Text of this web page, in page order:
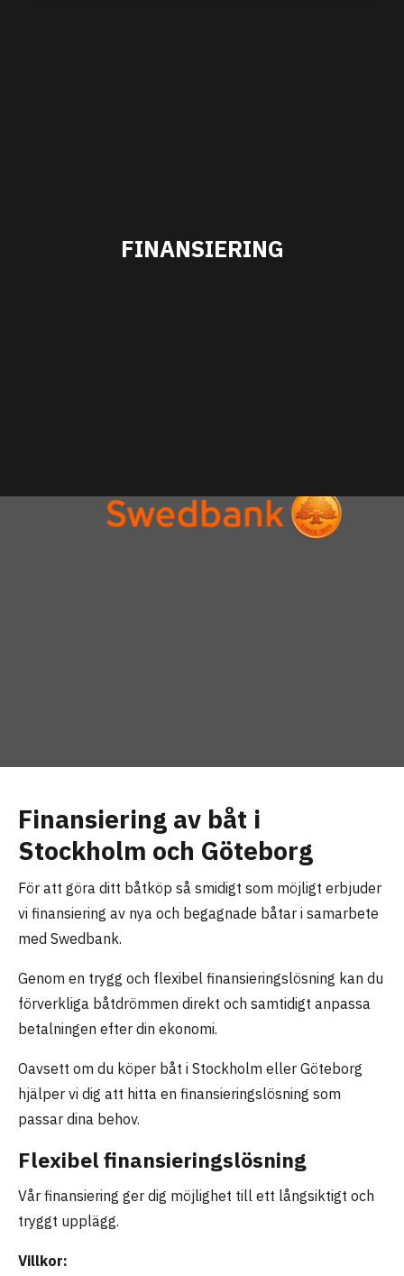
FINANSIERING
Finansiering av båt i
Stockholm och Göteborg
För att göra ditt båtköp så smidigt som möjligt erbjuder
vi finansiering av nya och begagnade båtar i samarbete
med Swedbank.
Genom en trygg och flexibel finansieringslösning kan du
förverkliga båtdrömmen direkt och samtidigt anpassa
betalningen efter din ekonomi.
Oavsett om du köper båt i Stockholm eller Göteborg
hjälper vi dig att hitta en finansieringslösning som
passar dina behov.
Flexibel finansieringslösning
Vår finansiering ger dig möjlighet till ett långsiktigt och
tryggt upplägg.
Villkor: